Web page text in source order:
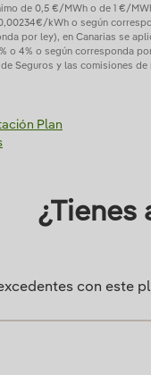
de 0,5 €/MWh o de 1 €/
kWh o según
por ley), en Canarias se
o 4% o según corresponda
Seguros y las comisiones de
Plan
¿Tienes
con este